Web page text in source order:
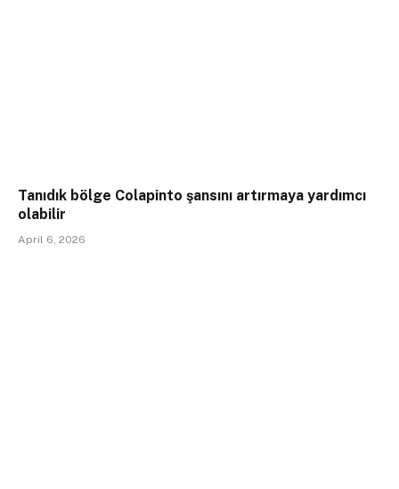
Tanıdık bölge Colapinto şansını artırmaya yardımcı
olabilir
April 6, 2026